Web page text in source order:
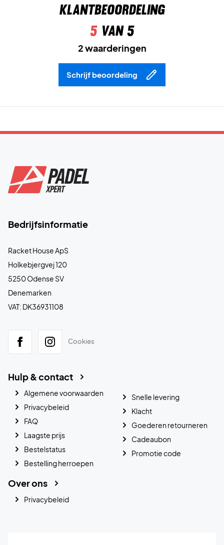
Klantbeoordeling
5van 5
2 waarderingen
Schrijf beoordeling
Bedrijfsinformatie
Racket House ApS
Holkebjergvej 120
5250 Odense SV
Denemarken
VAT: DK36931108
Cookies
Hulp & contact
Algemene voorwaarden
Privacybeleid
FAQ
Laagste prijs
Bestelstatus
Bestelling herroepen
Snelle levering
Klacht
Goederen retourneren
Cadeaubon
Promotie code
Over ons
Privacybeleid